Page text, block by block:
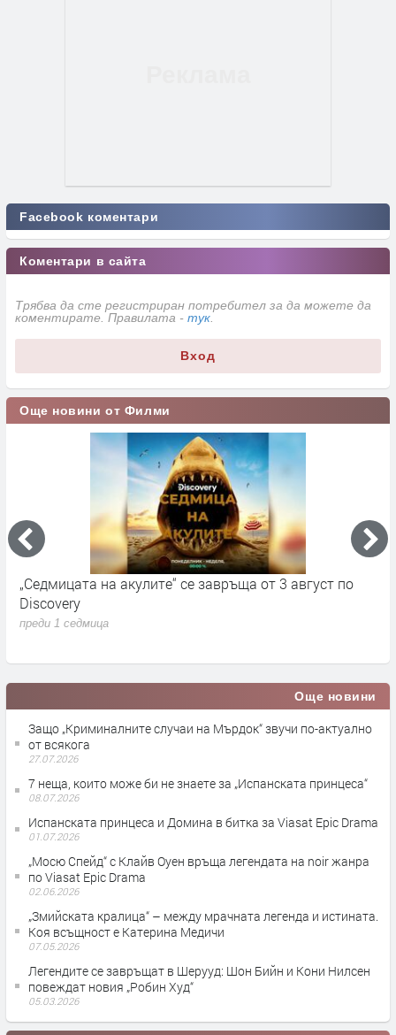
Facebook коментари
Коментари в сайта
Трябва да сте регистриран потребител за да можете да
коментирате. Правилата - тук.
Вход
Още новини от Филми
„Седмицата на акулите“ се завръща от 3 август по
Discovery
преди 1 седмица
Още новини
Защо „Криминалните случаи на Мърдок“ звучи по-актуално
от всякога
27.07.2026
7 неща, които може би не знаете за „Испанската принцеса“
08.07.2026
Испанската принцеса и Домина в битка за Viasat Epic Drama
01.07.2026
„Мосю Спейд“ с Клайв Оуен връща легендата на noir жанра
по Viasat Epic Drama
02.06.2026
„Змийската кралица“ – между мрачната легенда и истината.
Коя всъщност е Катерина Медичи
07.05.2026
Легендите се завръщат в Шерууд: Шон Бийн и Кони Нилсен
повеждат новия „Робин Худ“
05.03.2026